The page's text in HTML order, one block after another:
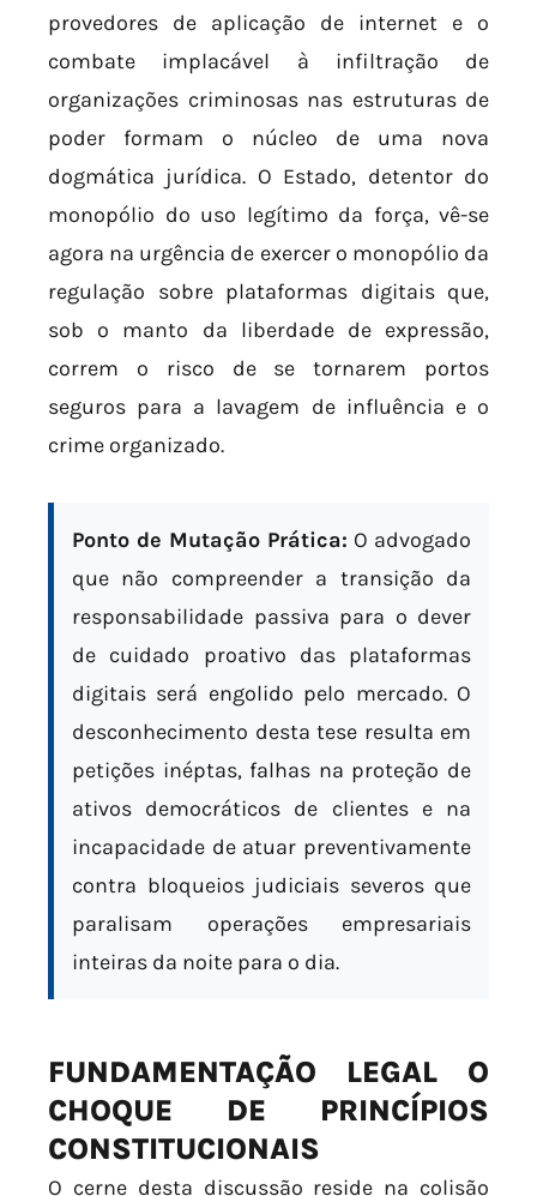
provedores de aplicação de internet e o
combate implacável à infiltração de
organizações criminosas nas estruturas de
poder formam o núcleo de uma nova
dogmática jurídica. O Estado, detentor do
monopólio do uso legítimo da força, vê-se
agora na urgência de exercer o monopólio da
regulação sobre plataformas digitais que,
sob o manto da liberdade de expressão,
correm o risco de se tornarem portos
seguros para a lavagem de influência e o
crime organizado.
Ponto de Mutação Prática: O advogado
que não compreender a transição da
responsabilidade passiva para o dever
de cuidado proativo das plataformas
digitais será engolido pelo mercado. O
desconhecimento desta tese resulta em
petições inéptas, falhas na proteção de
ativos democráticos de clientes e na
incapacidade de atuar preventivamente
contra bloqueios judiciais severos que
paralisam operações empresariais
inteiras da noite para o dia.
FUNDAMENTAÇÃO LEGAL O
CHOQUE DE PRINCÍPIOS
CONSTITUCIONAIS
O cerne desta discussão reside na colisão